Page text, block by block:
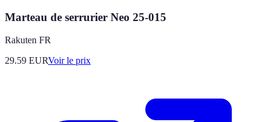
Marteau de serrurier Neo 25-015
Rakuten FR
29.59 EURVoir le prix